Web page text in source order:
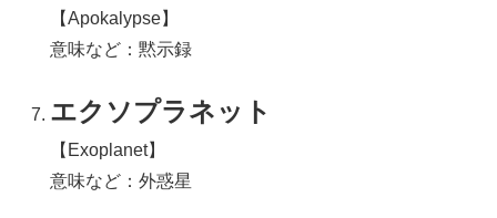
【Apokalypse】
意味など：黙示録
エクソプラネット
【Exoplanet】
意味など：外惑星